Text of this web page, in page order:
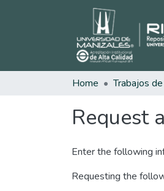
Home
Request
Enter the following
Requesting the